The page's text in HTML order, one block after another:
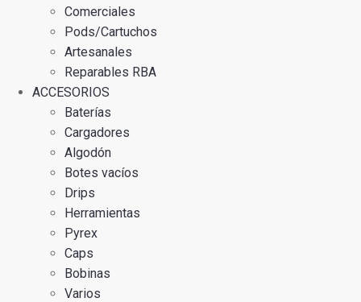
Comerciales
Pods/Cartuchos
Artesanales
Reparables RBA
ACCESORIOS
Baterías
Cargadores
Algodón
Botes vacíos
Drips
Herramientas
Pyrex
Caps
Bobinas
Varios